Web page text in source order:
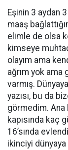
Eşinin 3 aydan
maaş
elimle de olsa
kimseye
olayım ama
ağrım yok ama
varmış.
yazısı, bu da
görmedim. Ana
kapısında kaç
16’sında
ikinciyi